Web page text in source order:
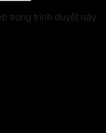
trong trình duyệt này